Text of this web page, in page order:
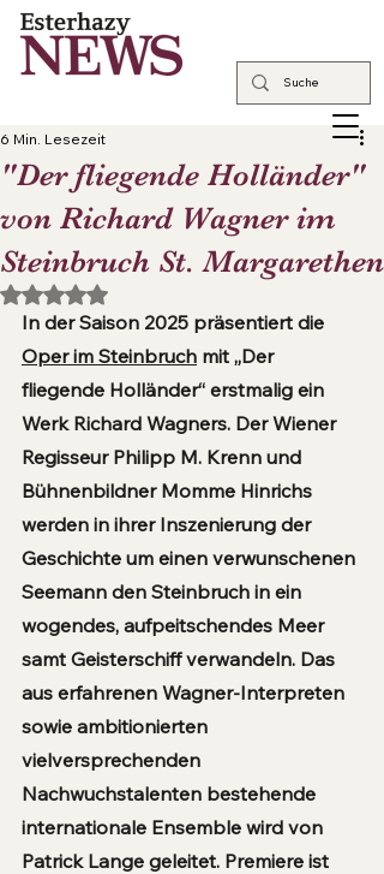
"Der fliegende Holländer"
von Richard Wagner im
Steinbruch St. Margarethen
6 Min. Lesezeit
Mit NaN von 5 Sternen bewertet.
In der Saison 2025 präsentiert die
Oper im Steinbruch mit „Der
fliegende Holländer“ erstmalig ein
Werk Richard Wagners. Der Wiener
Regisseur Philipp M. Krenn und
Bühnenbildner Momme Hinrichs
werden in ihrer Inszenierung der
Geschichte um einen verwunschenen
Seemann den Steinbruch in ein
wogendes, aufpeitschendes Meer
samt Geisterschiff verwandeln. Das
aus erfahrenen Wagner-Interpreten
sowie ambitionierten
vielversprechenden
Nachwuchstalenten bestehende
internationale Ensemble wird von
Patrick Lange geleitet. Premiere ist